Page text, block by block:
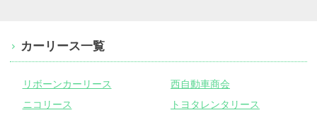
カーリース一覧
リボーンカーリース
西自動車商会
ニコリース
トヨタレンタリース